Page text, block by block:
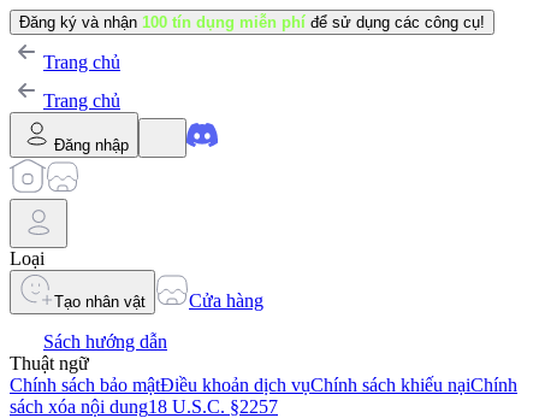
Đăng ký và nhận 100 tín dụng miễn phí để sử dụng các công cụ!
Trang chủ
Trang chủ
Đăng nhập
Loại
Tạo nhân vật
Cửa hàng
Sách hướng dẫn
Thuật ngữ
Chính sách bảo mậtĐiều khoản dịch vụChính sách khiếu nạiChính
sách xóa nội dung18 U.S.C. §2257